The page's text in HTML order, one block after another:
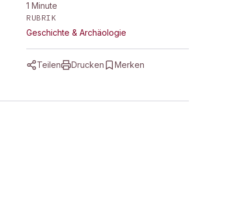
1 Minute
RUBRIK
Geschichte & Archäologie
Teilen Drucken Merken